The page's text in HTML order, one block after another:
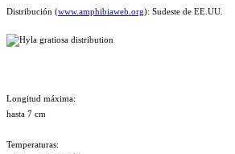
Distribución (www.amphibiaweb.org): Sudeste de EE.UU.
Longitud máxima:
hasta 7 cm
Temperaturas: